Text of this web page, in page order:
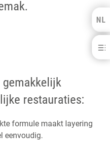
NL
DOWNLOADS
CONTACT
GERELATEERDE PRODUCTEN
restauraties:
formule maakt layering
eenvoudig.